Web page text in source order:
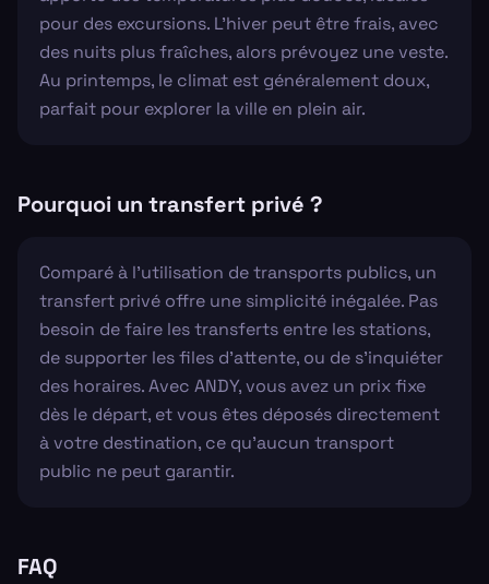
pour des excursions. L'hiver peut être frais, avec
des nuits plus fraîches, alors prévoyez une veste.
Au printemps, le climat est généralement doux,
parfait pour explorer la ville en plein air.
Pourquoi un transfert privé ?
Comparé à l'utilisation de transports publics, un
transfert privé offre une simplicité inégalée. Pas
besoin de faire les transferts entre les stations,
de supporter les files d'attente, ou de s'inquiéter
des horaires. Avec ANDY, vous avez un prix fixe
dès le départ, et vous êtes déposés directement
à votre destination, ce qu'aucun transport
public ne peut garantir.
FAQ